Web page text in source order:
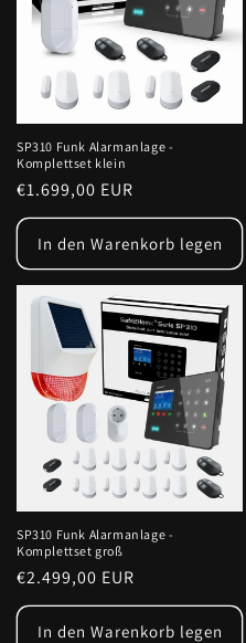
SP310 Funk Alarmanlage -
Komplettset klein
Normaler
Preis
€1.699,00 EUR
In den Warenkorb legen
SP310 Funk Alarmanlage -
Komplettset groß
Normaler
Preis
€2.499,00 EUR
In den Warenkorb legen